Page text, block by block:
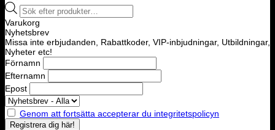
Products
search
Varukorg
Nyhetsbrev
Missa inte erbjudanden, Rabattkoder, VIP-inbjudningar, Utbildningar,
Nyheter etc!
Förnamn
Efternamn
Epost
Genom att fortsätta accepterar du integritetspolicyn